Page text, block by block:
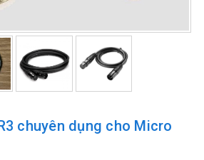
chuyên dụng cho Micro